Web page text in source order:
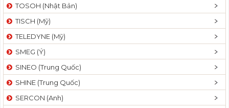
TOSOH (Nhật Bản)
TISCH (Mỹ)
TELEDYNE (Mỹ)
SMEG (Ý)
SINEO (Trung Quốc)
SHINE (Trung Quốc)
SERCON (Anh)